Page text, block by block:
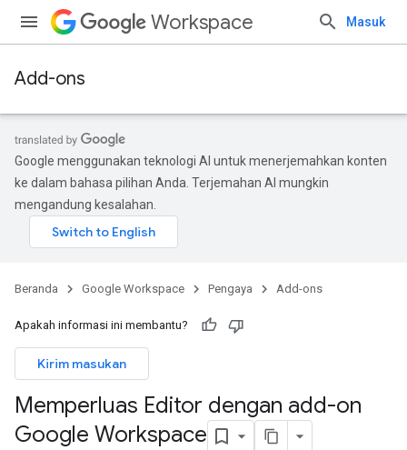
Workspace Masuk
Add-ons
Google menggunakan teknologi AI untuk menerjemahkan konten
ke dalam bahasa pilihan Anda. Terjemahan AI mungkin
mengandung kesalahan.
Beranda Google Workspace Pengaya Add-ons
Apakah informasi ini membantu?
Kirim masukan
Memperluas Editor dengan add-on
Google Workspace